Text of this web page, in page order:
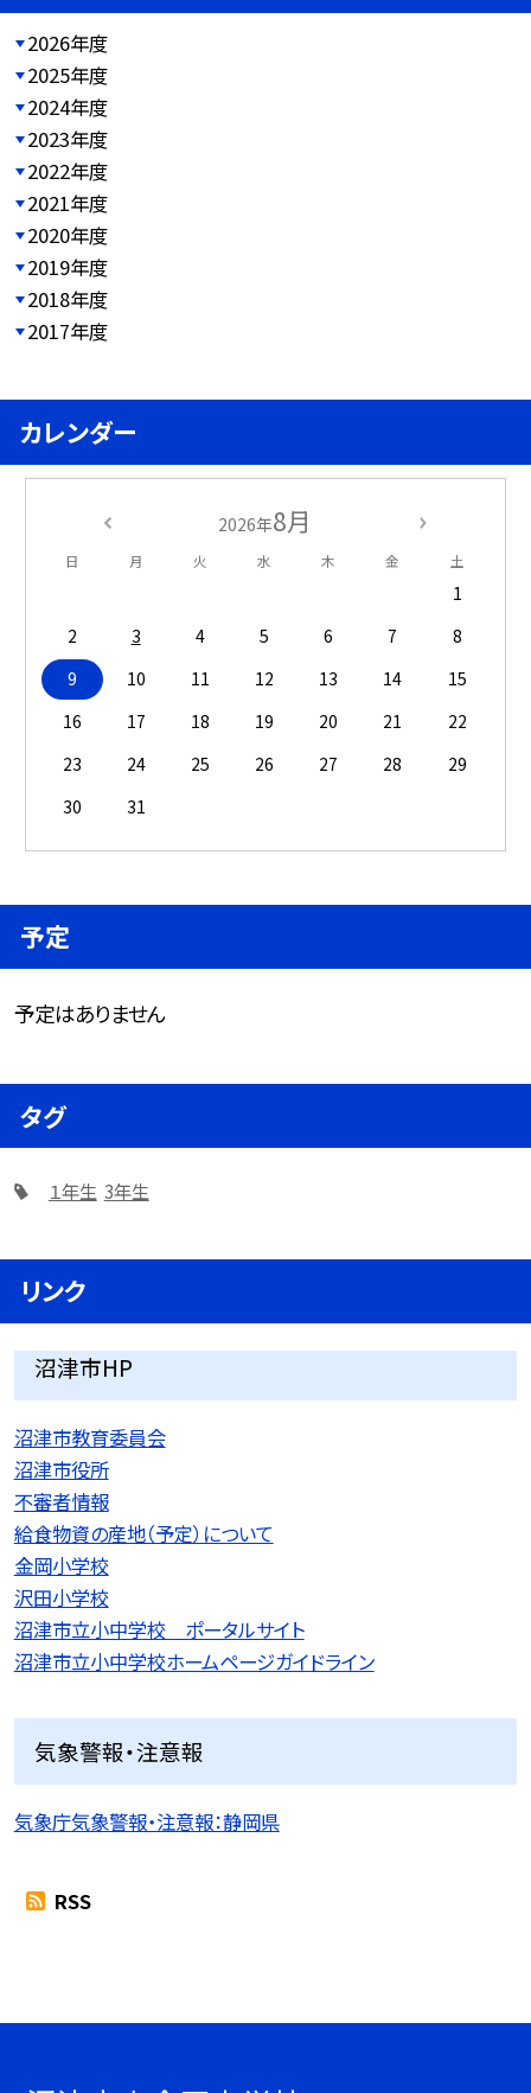
2026年度
2025年度
2024年度
2023年度
2022年度
2021年度
2020年度
2019年度
2018年度
2017年度
カレンダー
2026年8月
日 月 火 水 木 金 土
1
2
3 4 5 6 7
8
9
10 11 12 13 14
15
16
17 18 19 20 21
22
23
24 25 26 27 28
29
30
31
予定
予定はありません
タグ
１年生 3年生
リンク
沼津市HP
沼津市教育委員会
沼津市役所
不審者情報
給食物資の産地（予定）について
金岡小学校
沢田小学校
沼津市立小中学校 ポータルサイト
沼津市立小中学校ホームページガイドライン
気象警報・注意報
気象庁気象警報・注意報：静岡県
RSS